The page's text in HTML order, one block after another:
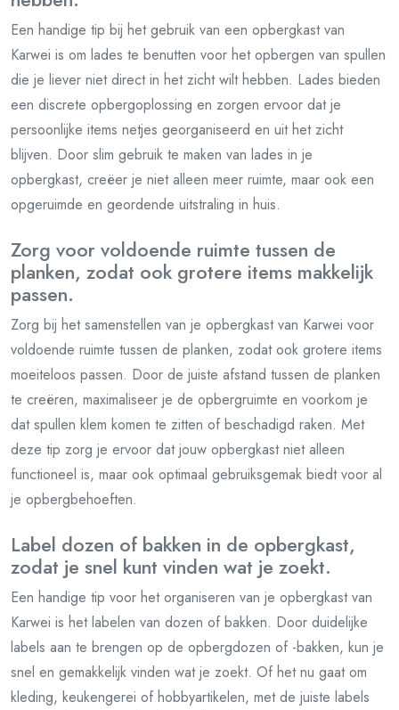
Een handige tip bij het gebruik van een opbergkast van
Karwei is om lades te benutten voor het opbergen van spullen
die je liever niet direct in het zicht wilt hebben. Lades bieden
een discrete opbergoplossing en zorgen ervoor dat je
persoonlijke items netjes georganiseerd en uit het zicht
blijven. Door slim gebruik te maken van lades in je
opbergkast, creëer je niet alleen meer ruimte, maar ook een
opgeruimde en geordende uitstraling in huis.
Zorg voor voldoende ruimte tussen de
planken, zodat ook grotere items makkelijk
passen.
Zorg bij het samenstellen van je opbergkast van Karwei voor
voldoende ruimte tussen de planken, zodat ook grotere items
moeiteloos passen. Door de juiste afstand tussen de planken
te creëren, maximaliseer je de opbergruimte en voorkom je
dat spullen klem komen te zitten of beschadigd raken. Met
deze tip zorg je ervoor dat jouw opbergkast niet alleen
functioneel is, maar ook optimaal gebruiksgemak biedt voor al
je opbergbehoeften.
Label dozen of bakken in de opbergkast,
zodat je snel kunt vinden wat je zoekt.
Een handige tip voor het organiseren van je opbergkast van
Karwei is het labelen van dozen of bakken. Door duidelijke
labels aan te brengen op de opbergdozen of -bakken, kun je
snel en gemakkelijk vinden wat je zoekt. Of het nu gaat om
kleding, keukengerei of hobbyartikelen, met de juiste labels